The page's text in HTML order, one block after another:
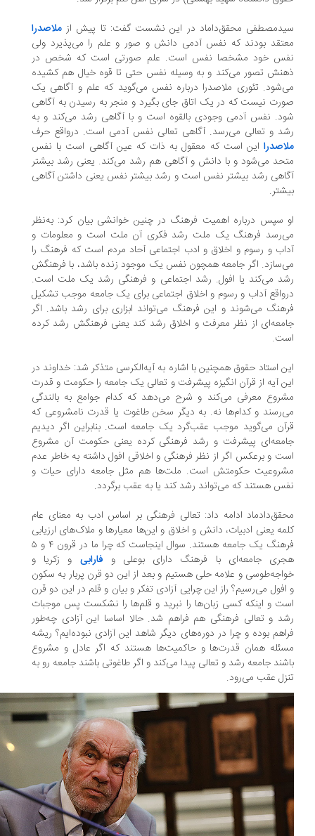
محقق‌داماد در این نشست گفت: تا پیش ازملاصدرا
بودند که نفس آدمی دانش و صور و علم را می‌پذیرد ولی
خود مشخصا نفس است. علم صورتی است که شخص در
تصور می‌کند و به وسیله نفس حتی تا قوه خیال هم کشیده
تئوری ملاصدرا درباره نفس می‌گوید که علم و آگاهی یک
نیست که در یک اتاق جای بگیرد و منجر به رسیدن به آگاهی
نفس آدمی وجودی بالقوه است و با آگاهی رشد می‌کند و به
و تعالی می‌‌رسد. آگاهی تعالی نفس آدمی است. درواقع حرف
این است که معقول به ذات که عین آگاهی است با نفس
می‌شود و با دانش و آگاهی هم رشد می‌کند. یعنی رشد بیشتر
رشد بیشتر نفس است و رشد بیشتر نفس یعنی داشتن آگاهی
سپس درباره اهمیت فرهنگ در چنین خوانشی بیان کرد: به‌نظر
فرهنگ یک ملت رشد فکری آن ملت است و معلومات و
و رسوم و اخلاق و ادب اجتماعی آحاد مردم است که فرهنگ را
اگر جامعه همچون نفس یک موجود زنده باشد، با فرهنگش
می‌کند یا افول. رشد اجتماعی و فرهنگی رشد یک ملت است.
آداب و رسوم و اخلاق اجتماعی برای یک جامعه موجب تشکیل
می‌شوند و این فرهنگ می‌تواند ابزاری برای رشد باشد. اگر
از نظر معرفت و اخلاق رشد کند یعنی فرهنگش رشد کرده
استاد حقوق همچنین با اشاره به آیه‌الکرسی متذکر شد: خداوند در
آیه از قرآن انگیزه پیشرفت و تعالی یک جامعه را حکومت و قدرت
معرفی می‌کند و شرح می‌دهد که کدام جوامع به بالندگی
و کدام‌ها نه. به دیگر سخن طاغوت یا قدرت نامشروعی که
می‌گوید موجب عقب‌گرد یک جامعه است. بنابراین اگر دیدیم
پیشرفت و رشد فرهنگی کرده یعنی حکومت آن مشروع
و برعکس اگر از نظر فرهنگی و اخلاقی افول داشته به خاطر عدم
حکومتش است. ملت‌ها هم مثل جامعه دارای حیات و
هستند که می‌تواند رشد کند یا به عقب برگردد.
ادامه داد: تعالی فرهنگی بر اساس ادب به معنای عام
یعنی ادبیات، دانش و اخلاق و این‌ها معیارها و ملاک‌های ارزیابی
فرهنگ یک جامعه هستند. سوال اینجاست که چرا ما در قرون ۴ و ۵
جامعه‌ای با فرهنگ دارای بوعلی وفارابی و زکریا و
و علامه حلی هستیم و بعد از این دو قرن پربار به سکون
می‌رسیم؟ راز این چرایی آزادی تفکر و بیان و قلم در این دو قرن
و اینکه کسی زبان‌ها را نبرید و قلم‌ها را نشکست پس موجبات
و تعالی فرهنگی هم فراهم شد. حالا اساسا این آزادی چه‌طور
بوده و چرا در دوره‌های دیگر شاهد این آزادی نبوده‌ایم؟ ریشه
همان قدرت‌ها و حاکمیت‌ها هستند که اگر عادل و مشروع
جامعه رشد و تعالی پیدا می‌کند و اگر طاغوتی باشند جامعه رو به
عقب می‌رود.